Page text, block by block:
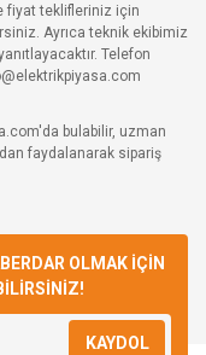
fiyat teklifleriniz için
Ayrıca teknik ekibimiz
Telefon
bulabilir, uzman
faydalanarak sipariş
OLMAK İÇİN
KAYDOL